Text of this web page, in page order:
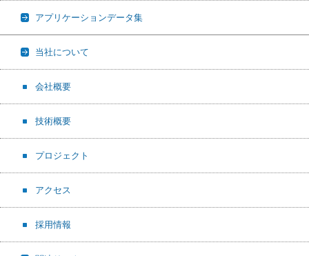
アプリケーションデータ集
当社について
会社概要
技術概要
プロジェクト
アクセス
採用情報